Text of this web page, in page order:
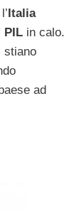
Italia
PIL in calo.
stiano
ad